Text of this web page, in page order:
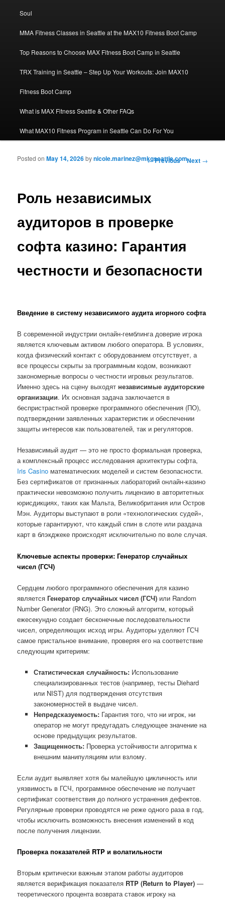
Soul
MMA Fitness Classes in Seattle at the MAX10 Fitness Boot Camp
Top Reasons to Choose MAX Fitness Boot Camp in Seattle
TRX Training in Seattle – Step Up Your Workouts: Join MAX10
Fitness Boot Camp
What is MAX Fitness Seattle & Other FAQs
What MAX10 Fitness Program in Seattle Can Do For You
Post navigation
←Previous Next →
Роль независимых
аудиторов в проверке
софта казино: Гарантия
честности и безопасности
Posted onMay 14, 2026bynicole.marinez@mkgseattle.com
Введение в систему независимого аудита игорного софта
В современной индустрии онлайн-гемблинга доверие игрока
является ключевым активом любого оператора. В условиях,
когда физический контакт с оборудованием отсутствует, а
все процессы скрыты за программным кодом, возникают
закономерные вопросы о честности игровых результатов.
Именно здесь на сцену выходят независимые аудиторские
организации. Их основная задача заключается в
беспристрастной проверке программного обеспечения (ПО),
подтверждении заявленных характеристик и обеспечении
защиты интересов как пользователей, так и регуляторов.
Независимый аудит — это не просто формальная проверка,
а комплексный процесс исследования архитектуры софта,
Iris Casino математических моделей и систем безопасности.
Без сертификатов от признанных лабораторий онлайн-казино
практически невозможно получить лицензию в авторитетных
юрисдикциях, таких как Мальта, Великобритания или Остров
Мэн. Аудиторы выступают в роли «технологических судей»,
которые гарантируют, что каждый спин в слоте или раздача
карт в блэкджеке происходят исключительно по воле случая.
Ключевые аспекты проверки: Генератор случайных
чисел (ГСЧ)
Сердцем любого программного обеспечения для казино
являетсяГенератор случайных чисел (ГСЧ) или Random
Number Generator (RNG). Это сложный алгоритм, который
ежесекундно создает бесконечные последовательности
чисел, определяющих исход игры. Аудиторы уделяют ГСЧ
самое пристальное внимание, проверяя его на соответствие
следующим критериям:
Статистическая случайность:Использование
специализированных тестов (например, тесты Diehard
или NIST) для подтверждения отсутствия
закономерностей в выдаче чисел.
Непредсказуемость:Гарантия того, что ни игрок, ни
оператор не могут предугадать следующее значение на
основе предыдущих результатов.
Защищенность:Проверка устойчивости алгоритма к
внешним манипуляциям или взлому.
Если аудит выявляет хотя бы малейшую цикличность или
уязвимость в ГСЧ, программное обеспечение не получает
сертификат соответствия до полного устранения дефектов.
Регулярные проверки проводятся не реже одного раза в год,
чтобы исключить возможность внесения изменений в код
после получения лицензии.
Проверка показателей RTP и волатильности
Вторым критически важным этапом работы аудиторов
является верификация показателя RTP (Return to Player) —
теоретического процента возврата ставок игроку на